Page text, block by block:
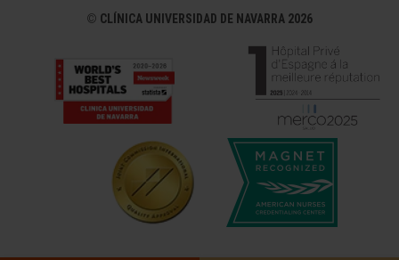
© CLÍNICA UNIVERSIDAD DE NAVARRA 2026